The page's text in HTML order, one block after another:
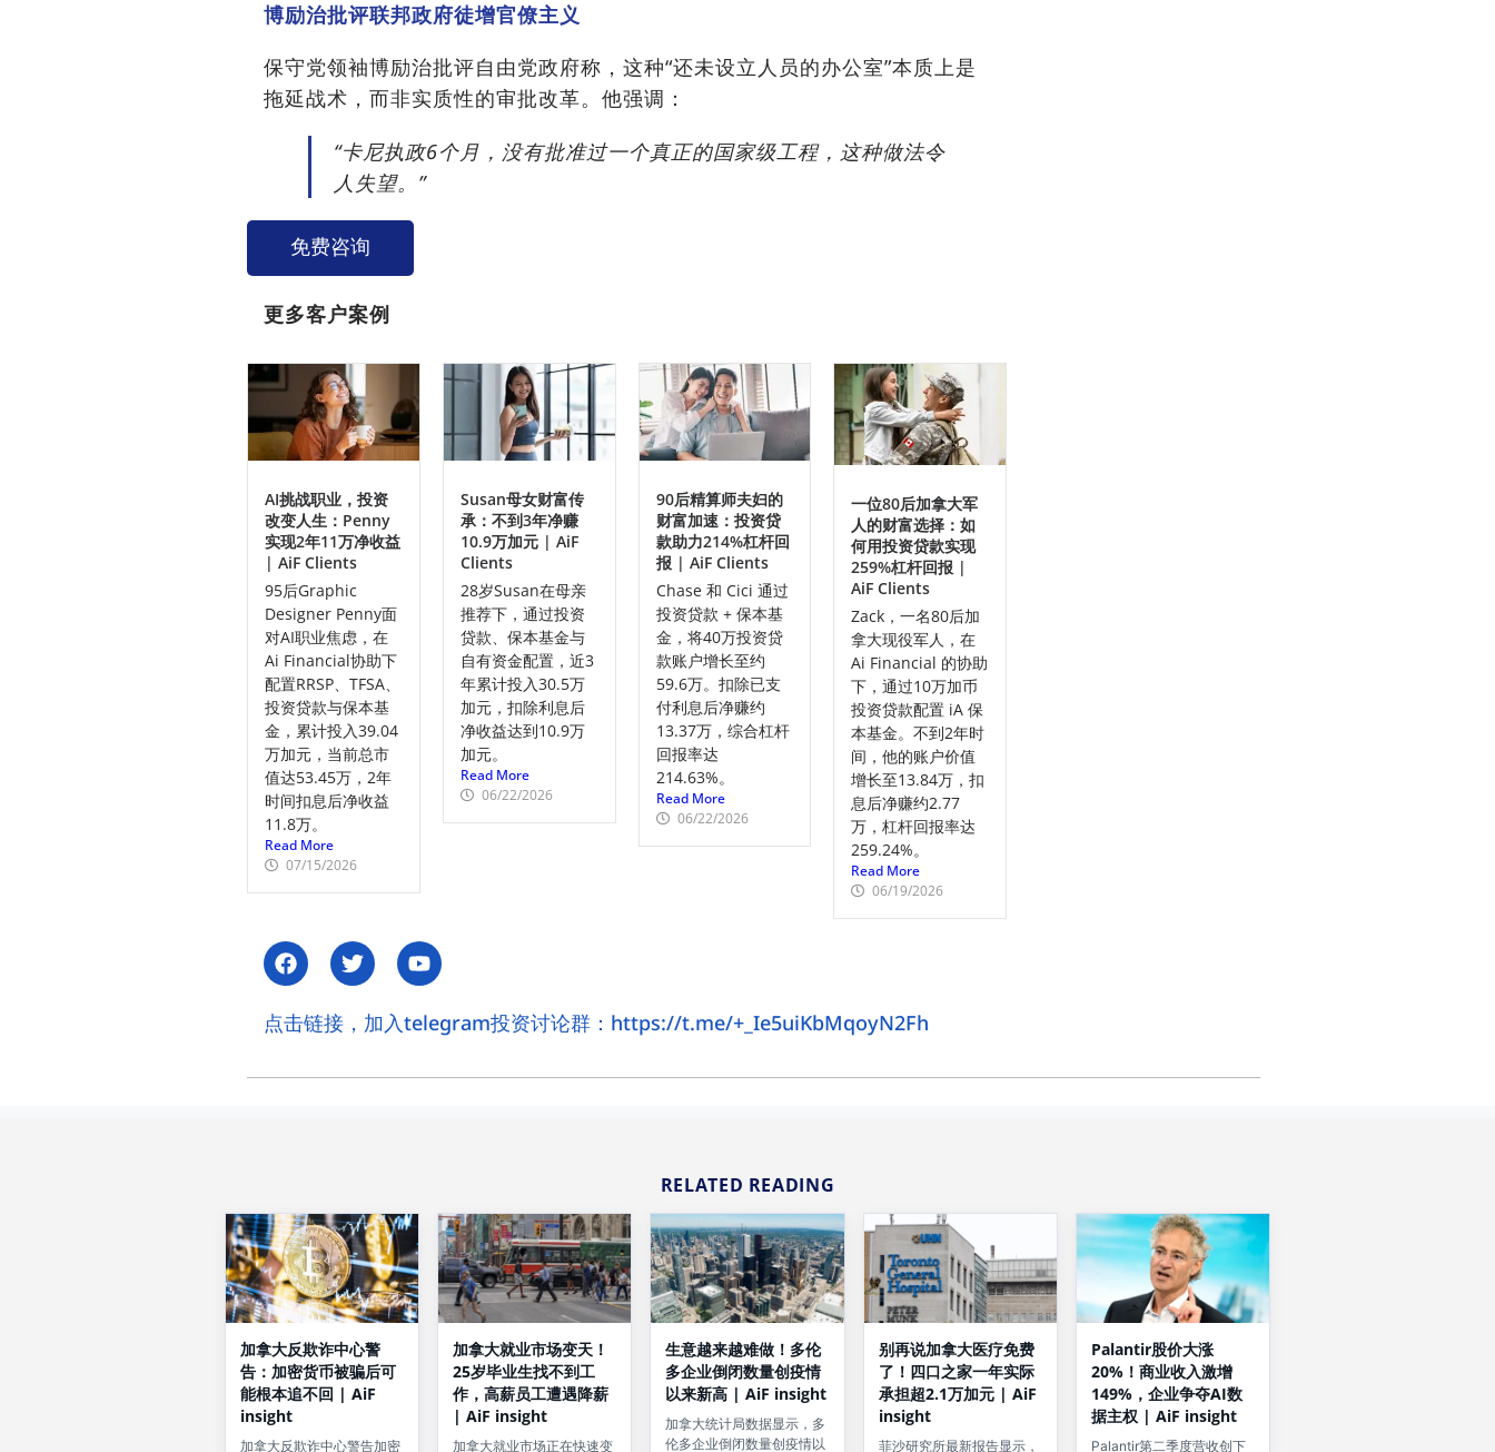
博励治批评联邦政府徒增官僚主义
保守党领袖博励治批评自由党政府称，这种“还未设立人员的办公室”本质上是
拖延战术，而非实质性的审批改革。他强调：
“卡尼执政6个月，没有批准过一个真正的国家级工程，这种做法令
人失望。”
免费咨询
更多客户案例
AI挑战职业，投资
改变人生：Penny
实现2年11万净收益
| AiF Clients
95后Graphic
Designer Penny面
对AI职业焦虑，在
Ai Financial协助下
配置RRSP、TFSA、
投资贷款与保本基
金，累计投入39.04
万加元，当前总市
值达53.45万，2年
时间扣息后净收益
11.8万。
Read More
07/15/2026
Susan母女财富传
承：不到3年净赚
10.9万加元 | AiF
Clients
28岁Susan在母亲
推荐下，通过投资
贷款、保本基金与
自有资金配置，近3
年累计投入30.5万
加元，扣除利息后
净收益达到10.9万
加元。
Read More
06/22/2026
90后精算师夫妇的
财富加速：投资贷
款助力214%杠杆回
报 | AiF Clients
Chase 和 Cici 通过
投资贷款 + 保本基
金，将40万投资贷
款账户增长至约
59.6万。扣除已支
付利息后净赚约
13.37万，综合杠杆
回报率达
214.63%。
Read More
06/22/2026
一位80后加拿大军
人的财富选择：如
何用投资贷款实现
259%杠杆回报 |
AiF Clients
Zack，一名80后加
拿大现役军人，在
Ai Financial 的协助
下，通过10万加币
投资贷款配置 iA 保
本基金。不到2年时
间，他的账户价值
增长至13.84万，扣
息后净赚约2.77
万，杠杆回报率达
259.24%。
Read More
06/19/2026
点击链接，加入telegram投资讨论群：https://t.me/+_Ie5uiKbMqoyN2Fh
RELATED READING
加拿大反欺诈中心警
告：加密货币被骗后可
能根本追不回 | AiF
insight
加拿大反欺诈中心警告加密
加拿大就业市场变天！
25岁毕业生找不到工
作，高薪员工遭遇降薪
| AiF insight
加拿大就业市场正在快速变
生意越来越难做！多伦
多企业倒闭数量创疫情
以来新高 | AiF insight
加拿大统计局数据显示，多
伦多企业倒闭数量创疫情以
别再说加拿大医疗免费
了！四口之家一年实际
承担超2.1万加元 | AiF
insight
菲沙研究所最新报告显示，
Palantir股价大涨
20%！商业收入激增
149%，企业争夺AI数
据主权 | AiF insight
Palantir第二季度营收创下